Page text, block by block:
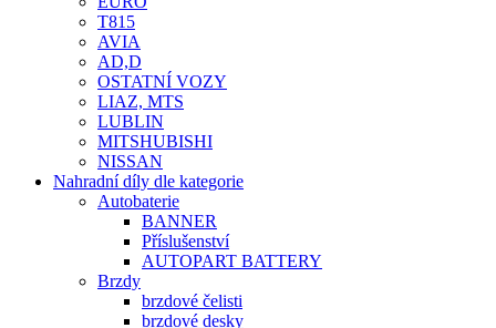
T815
AVIA
AD,D
OSTATNÍ VOZY
LIAZ, MTS
LUBLIN
MITSHUBISHI
NISSAN
Nahradní díly dle kategorie
Autobaterie
BANNER
Příslušenství
AUTOPART BATTERY
Brzdy
brzdové čelisti
brzdové desky